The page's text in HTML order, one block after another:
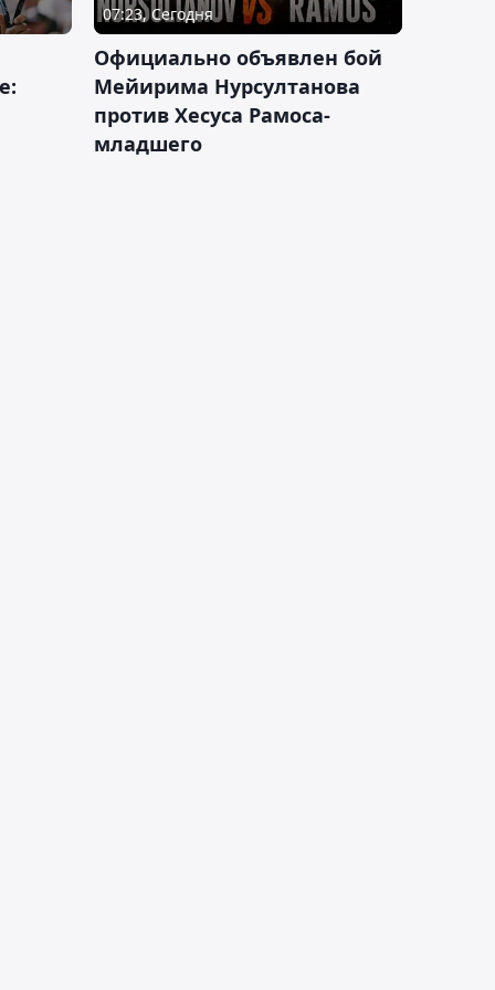
07:23, Сегодня
Официально объявлен бой
Мейирима Нурсултанова
против Хесуса Рамоса-
младшего